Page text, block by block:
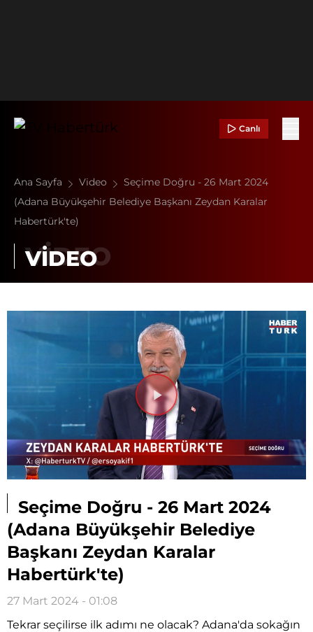
Canlı
Ana Sayfa Video
Seçime Doğru - 26 Mart 2024
(Adana Büyükşehir Belediye Başkanı Zeydan Karalar
Habertürk'te)
VİDEO
Videoyu
Oynat
Seçime Doğru - 26 Mart 2024
(Adana Büyükşehir Belediye
Başkanı Zeydan Karalar
Habertürk'te)
27 Mart 2024 - 01:08
Tekrar seçilirse ilk adımı ne olacak? Adana'da sokağın